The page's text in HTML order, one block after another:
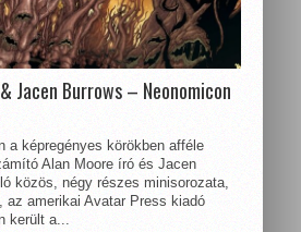
Jacen Burrows – Neonomicon
a képregényes körökben afféle
Alan Moore író és Jacen
közös, négy részes minisorozata,
az amerikai Avatar Press kiadó
került a...